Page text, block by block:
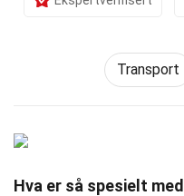
Transport
Hva er så spesielt